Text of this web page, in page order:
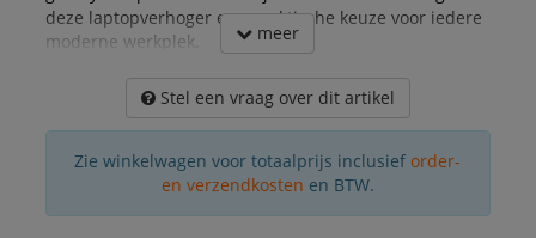
deze laptopverhoger een praktische keuze voor iedere
moderne werkplek.
meer
Stel een vraag over dit artikel
Zie winkelwagen voor totaalprijs inclusief order-
en verzendkosten en BTW.